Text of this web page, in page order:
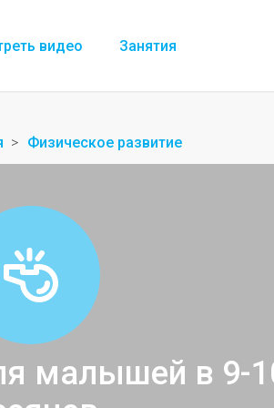
видео Занятия
Физическое развитие
малышей в 9-